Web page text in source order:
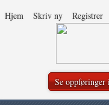
Hjem Skriv ny Registrer
Se oppføringer